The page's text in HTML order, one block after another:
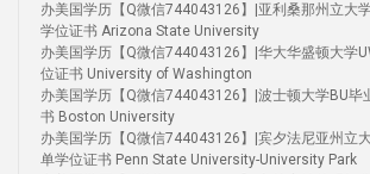
办美国学历【Q微信744043126】|亚利桑那州立大
学位证书 Arizona State University
办美国学历【Q微信744043126】|华大华盛顿大学
位证书 University of Washington
办美国学历【Q微信744043126】|波士顿大学BU毕
书 Boston University
办美国学历【Q微信744043126】|宾夕法尼亚州立
单学位证书 Penn State University-University Park